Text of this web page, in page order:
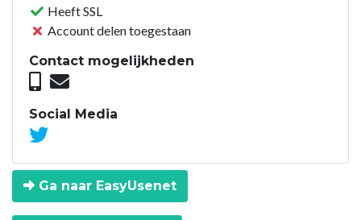
Heeft SSL
Account delen toegestaan
Contact mogelijkheden
Social Media
Ga naar EasyUsenet